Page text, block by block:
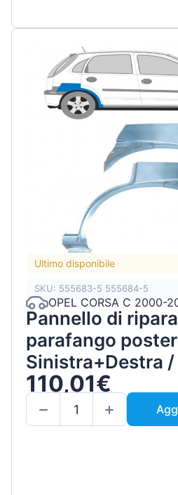
Ultimo disponibile
SKU: 555683-5 555684-5
OPEL CORSA C 2000-
Pannello di
parafango
Sinistra+Destra /
110,01€